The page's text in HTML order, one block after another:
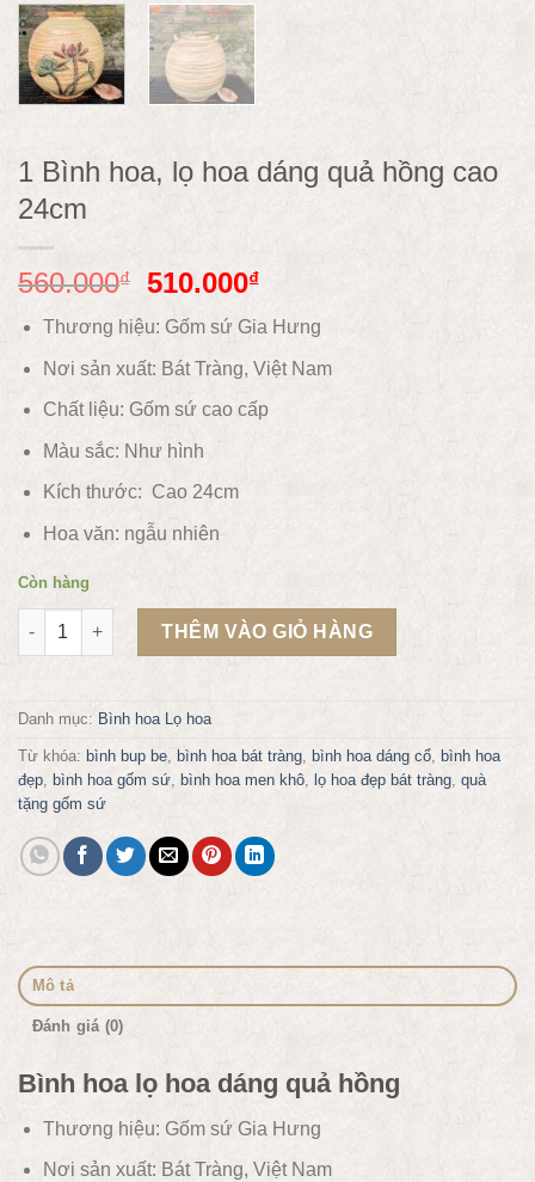
1 Bình hoa, lọ hoa dáng quả hồng cao
24cm
560.000₫ 510.000₫
Thương hiệu: Gốm sứ Gia Hưng
Nơi sản xuất: Bát Tràng, Việt Nam
Chất liệu: Gốm sứ cao cấp
Màu sắc: Như hình
Kích thước: Cao 24cm
Hoa văn: ngẫu nhiên
Còn hàng
1 Bình hoa, lọ hoa dáng quả hồng cao 24cm số lượng
THÊM VÀO GIỎ HÀNG
Danh mục: Bình hoa Lọ hoa
Từ khóa: bình bup be bình hoa bát tràng bình hoa dáng cổ bình hoa
đẹp bình hoa gốm sứ bình hoa men khô lọ hoa đẹp bát tràng quà
tặng gốm sứ
Mô tả
Đánh giá (0)
Bình hoa lọ hoa dáng quả hồng
Thương hiệu: Gốm sứ Gia Hưng
Nơi sản xuất: Bát Tràng, Việt Nam